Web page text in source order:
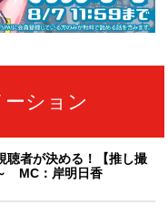
ション
聴者が決める！【推し撮
MC：岸明日香